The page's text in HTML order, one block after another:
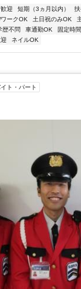
迎 短期（3ヵ月以内）
ークOK 土日祝のみOK
歴不問 車通勤OK 固定時
ネイルOK
ト・パート